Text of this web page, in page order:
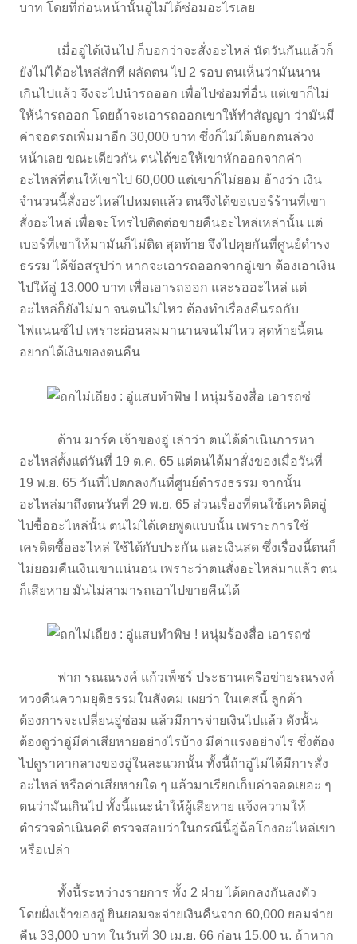
บาท โดยที่ก่อนหน้านั้นอู่ไม่ได้ซ่อมอะไรเลย
เมื่ออู่ได้เงินไป ก็บอกว่าจะสั่งอะไหล่ นัดวันกันแล้วก็
ยังไม่ได้อะไหล่สักที ผลัดตน ไป 2 รอบ ตนเห็นว่ามันนาน
เกินไปแล้ว จึงจะไปนำรถออก เพื่อไปซ่อมที่อื่น แต่เขาก็ไม่
ให้นำรถออก โดยถ้าจะเอารถออกเขาให้ทำสัญญา ว่ามันมี
ค่าจอดรถเพิ่มมาอีก 30,000 บาท ซึ่งก็ไม่ได้บอกตนล่วง
หน้าเลย ขณะเดียวกัน ตนได้ขอให้เขาหักออกจากค่า
อะไหล่ที่ตนให้เขาไป 60,000 แต่เขาก็ไม่ยอม อ้างว่า เงิน
จำนวนนี้สั่งอะไหล่ไปหมดแล้ว ตนจึงได้ขอเบอร์ร้านที่เขา
สั่งอะไหล่ เพื่อจะโทรไปติดต่อขายคืนอะไหล่เหล่านั้น แต่
เบอร์ที่เขาให้มามันก็ไม่ติด สุดท้าย จึงไปคุยกันที่ศูนย์ดำรง
ธรรม ได้ข้อสรุปว่า หากจะเอารถออกจากอู่เขา ต้องเอาเงิน
ไปให้อู่ 13,000 บาท เพื่อเอารถออก และรออะไหล่ แต่
อะไหล่ก็ยังไม่มา จนตนไม่ไหว ต้องทำเรื่องคืนรถกับ
ไฟแนนซ์ไป เพราะผ่อนลมมานานจนไม่ไหว สุดท้ายนี้ตน
อยากได้เงินของตนคืน
ด้าน มาร์ค เจ้าของอู่ เล่าว่า ตนได้ดำเนินการหา
อะไหล่ตั้งแต่วันที่ 19 ต.ค. 65 แต่ตนได้มาสั่งของเมื่อวันที่
19 พ.ย. 65 วันที่ไปตกลงกันที่ศูนย์ดำรงธรรม จากนั้น
อะไหล่มาถึงตนวันที่ 29 พ.ย. 65 ส่วนเรื่องที่ตนใช้เครดิตอู่
ไปซื้ออะไหล่นั้น ตนไม่ได้เคยพูดแบบนั้น เพราะการใช้
เครดิตซื้ออะไหล่ ใช้ได้กับประกัน และเงินสด ซึ่งเรื่องนี้ตนก็
ไม่ยอมคืนเงินเขาแน่นอน เพราะว่าตนสั่งอะไหล่มาแล้ว ตน
ก็เสียหาย มันไม่สามารถเอาไปขายคืนได้
ฟาก รณณรงค์ แก้วเพ็ชร์ ประธานเครือข่ายรณรงค์
ทวงคืนความยุติธรรมในสังคม เผยว่า ในเคสนี้ ลูกค้า
ต้องการจะเปลี่ยนอู่ซ่อม แล้วมีการจ่ายเงินไปแล้ว ดังนั้น
ต้องดูว่าอู่มีค่าเสียหายอย่างไรบ้าง มีค่าแรงอย่างไร ซึ่งต้อง
ไปดูราคากลางของอู่ในละแวกนั้น ทั้งนี้ถ้าอู่ไม่ได้มีการสั่ง
อะไหล่ หรือค่าเสียหายใด ๆ แล้วมาเรียกเก็บค่าจอดเยอะ ๆ
ตนว่ามันเกินไป ทั้งนี้แนะนำให้ผู้เสียหาย แจ้งความให้
ตำรวจดำเนินคดี ตรวจสอบว่าในกรณีนี้อู่ฉ้อโกงอะไหล่เขา
หรือเปล่า
ทั้งนี้ระหว่างรายการ ทั้ง 2 ฝ่าย ได้ตกลงกันลงตัว
โดยฝั่งเจ้าของอู่ ยินยอมจะจ่ายเงินคืนจาก 60,000 ยอมจ่าย
คืน 33,000 บาท ในวันที่ 30 เม.ย. 66 ก่อน 15.00 น. ถ้าหาก